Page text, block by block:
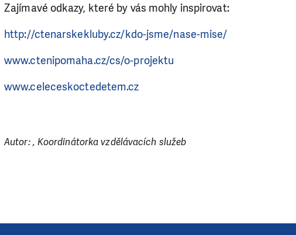
Zajímavé odkazy, které by vás mohly inspirovat:
http://ctenarskekluby.cz/kdo-jsme/nase-mise/
www.ctenipomaha.cz/cs/o-projektu
www.celeceskoctedetem.cz
Autor: , Koordinátorka vzdělávacích služeb